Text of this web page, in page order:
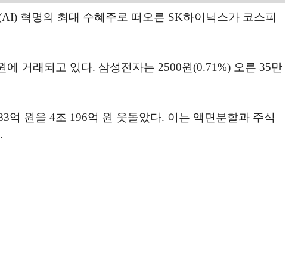
혁명의 최대 수혜주로 떠오른 SK하이닉스가 코스피
거래되고 있다. 삼성전자는 2500원(0.71%) 오른 35만
억 원을 4조 196억 원 웃돌았다. 이는 액면분할과 주식